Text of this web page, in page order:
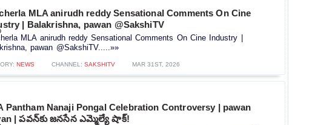
MLA anirudh reddy Sensational Comments On Cine
| Balakrishna, pawan @SakshiTV
MLA anirudh reddy Sensational Comments On Cine Industry |
pawan @SakshiTV.....»»
NEWS CHANNEL: SAKSHITV MAR 31ST, 2026
Pantham Nanaji Pongal Celebration Controversy | pawan
| పవన్‌కు జనసేన ఎమ్మెల్యే షాక్!